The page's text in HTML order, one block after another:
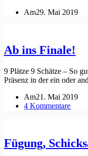
Am29. Mai 2019
Ab ins Finale!
9 Plätze 9 Schätze – So
Präsenz in der ein oder
Am21. Mai 2019
4 Kommentare
Fügung,